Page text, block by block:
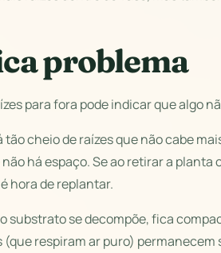
problema
para fora pode indicar que algo
cheio de raízes que não cabe
há espaço. Se ao retirar a planta
hora de replantar.
substrato se decompõe, fica
respiram ar puro)